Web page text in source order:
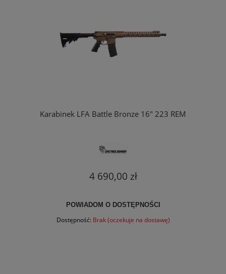
Karabinek LFA Battle Bronze 16" 223 REM
4 690,00 zł
POWIADOM O DOSTĘPNOŚCI
Dostępność: Brak (oczekuje na dostawę)